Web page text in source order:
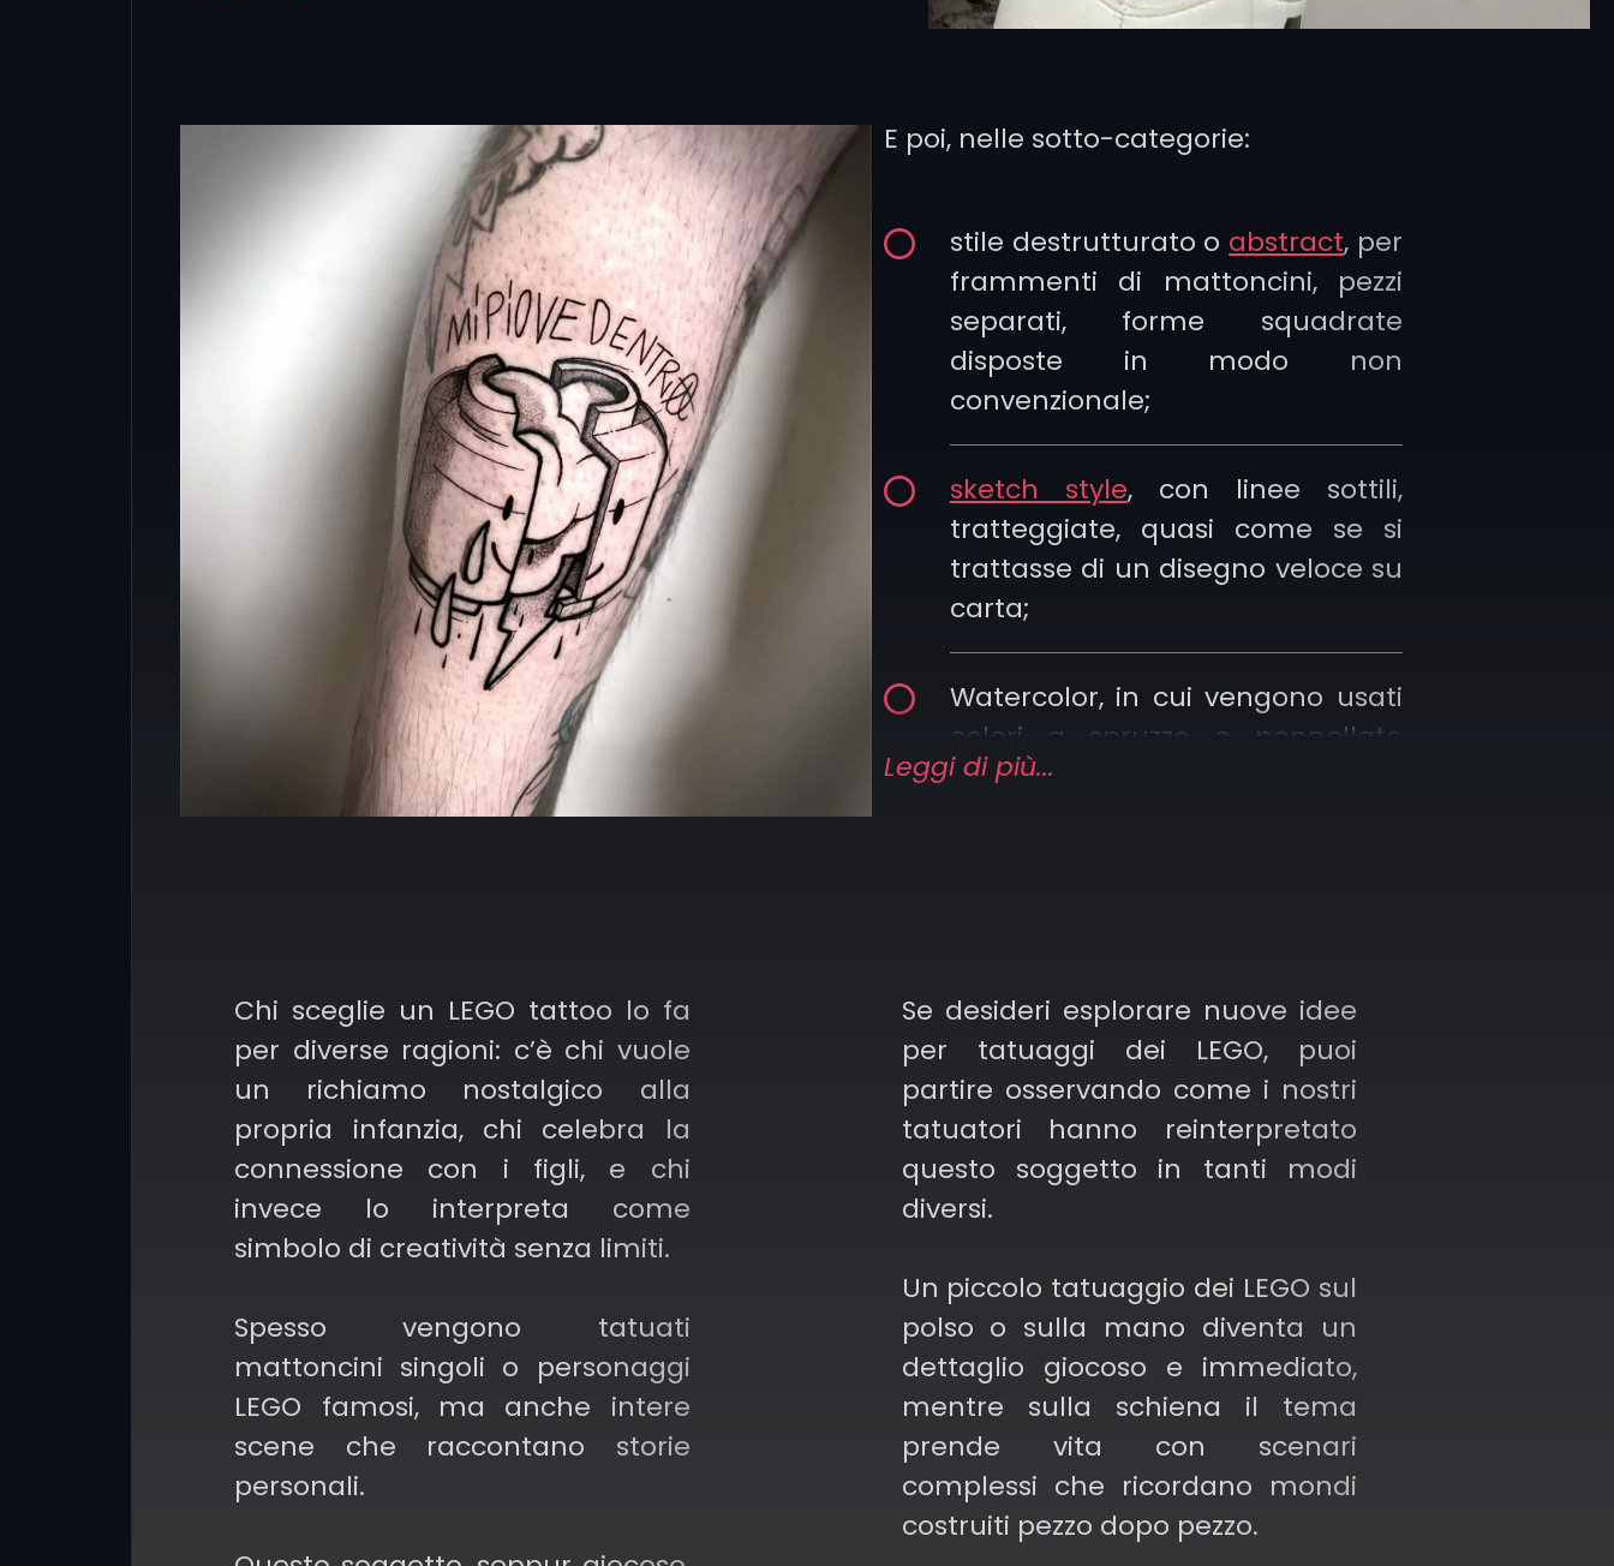
E poi, nelle sotto-categorie:
stile destrutturato o abstract, per
frammenti di mattoncini, pezzi
separati, forme squadrate
disposte in modo non
convenzionale;
sketch style, con linee sottili,
tratteggiate, quasi come se si
trattasse di un disegno veloce su
carta;
Watercolor, in cui vengono usati
colori a spruzzo o pennellate
morbide, come un acquerello
elementi di cultura pop
(Superhero LEGO, personaggi
film/serie).
Leggi di più...
Chi sceglie un LEGO tattoo lo fa
per diverse ragioni: c’è chi vuole
un richiamo nostalgico alla
propria infanzia, chi celebra la
connessione con i figli, e chi
invece lo interpreta come
simbolo di creatività senza limiti.
Spesso vengono tatuati
mattoncini singoli o personaggi
LEGO famosi, ma anche intere
scene che raccontano storie
personali.
Se desideri esplorare nuove idee
per tatuaggi dei LEGO, puoi
partire osservando come i nostri
tatuatori hanno reinterpretato
questo soggetto in tanti modi
diversi.
Un piccolo tatuaggio dei LEGO sul
polso o sulla mano diventa un
dettaglio giocoso e immediato,
mentre sulla schiena il tema
prende vita con scenari
complessi che ricordano mondi
costruiti pezzo dopo pezzo.